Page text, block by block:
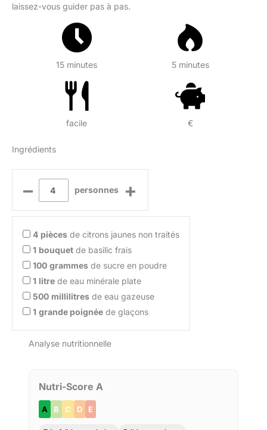
laissez-vous guider pas à pas.
15 minutes 5 minutes
facile €
Ingrédients
– personnes +
4 pièces de citrons jaunes non traités
1 bouquet de basilic frais
100 grammes de sucre en poudre
1 litre de eau minérale plate
500 millilitres de eau gazeuse
1 grande poignée de glaçons
Analyse nutritionnelle
Nutri-Score A
A B C D E